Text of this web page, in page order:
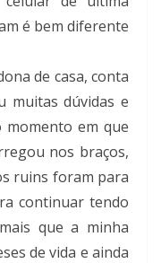
é bem diferente
de casa, conta
muitas dúvidas e
momento em que
nos braços,
ruins foram para
continuar tendo
que a minha
de vida e ainda